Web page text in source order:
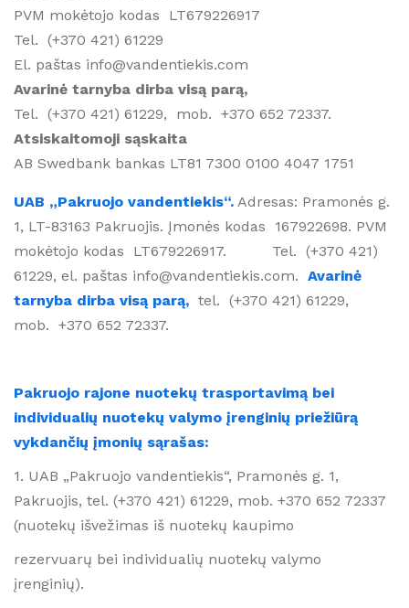
PVM mokėtojo kodas LT679226917
Tel. (+370 421) 61229
El. paštas info@vandentiekis.com
Avarinė tarnyba dirba visą parą,
Tel. (+370 421) 61229, mob. +370 652 72337.
Atsiskaitomoji sąskaita
AB Swedbank bankas LT81 7300 0100 4047 1751
UAB „Pakruojo vandentiekis“. Adresas: Pramonės g.
1, LT-83163 Pakruojis. Įmonės kodas 167922698. PVM
mokėtojo kodas LT679226917. Tel. (+370 421)
61229, el. paštas info@vandentiekis.com. Avarinė
tarnyba dirba visą parą, tel. (+370 421) 61229,
mob. +370 652 72337.
Pakruojo rajone nuotekų trasportavimą bei
individualių nuotekų valymo įrenginių priežiūrą
vykdančių įmonių sąrašas:
1. UAB „Pakruojo vandentiekis“, Pramonės g. 1,
Pakruojis, tel. (+370 421) 61229, mob. +370 652 72337
(nuotekų išvežimas iš nuotekų kaupimo
rezervuarų bei individualių nuotekų valymo
įrenginių).